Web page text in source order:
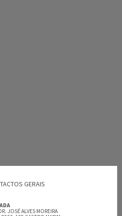
GERAIS
JOSÉ ALVES MOREIRA